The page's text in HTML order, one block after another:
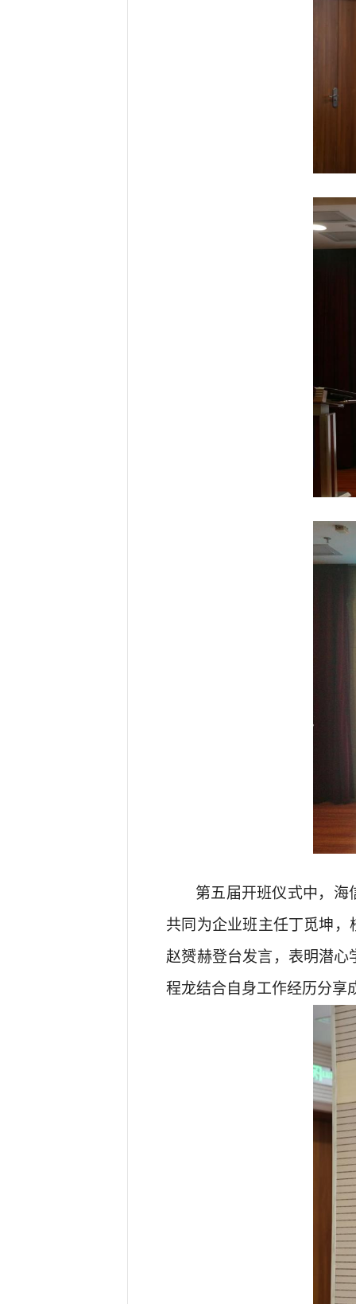
第五届开班仪式中， 海
共同 为企业班主任丁觅坤 ，
赵赟赫登台发言，表明潜
程龙结合自身工作经历分享